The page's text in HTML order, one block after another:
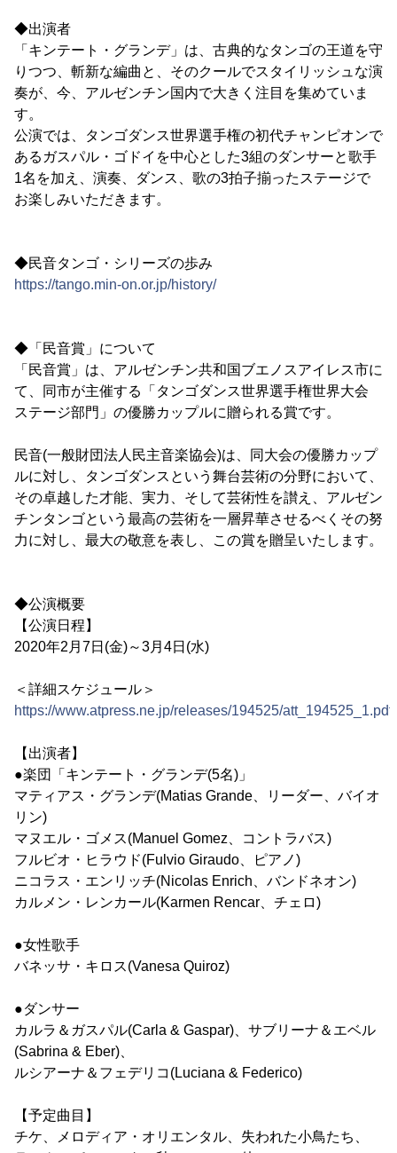
◆出演者
「キンテート・グランデ」は、古典的なタンゴの王道を守
りつつ、斬新な編曲と、そのクールでスタイリッシュな演
奏が、今、アルゼンチン国内で大きく注目を集めていま
す。
公演では、タンゴダンス世界選手権の初代チャンピオンで
あるガスパル・ゴドイを中心とした3組のダンサーと歌手
1名を加え、演奏、ダンス、歌の3拍子揃ったステージで
お楽しみいただきます。
◆民音タンゴ・シリーズの歩み
https://tango.min-on.or.jp/history/
◆「民音賞」について
「民音賞」は、アルゼンチン共和国ブエノスアイレス市に
て、同市が主催する「タンゴダンス世界選手権世界大会
ステージ部門」の優勝カップルに贈られる賞です。
民音(一般財団法人民主音楽協会)は、同大会の優勝カップ
ルに対し、タンゴダンスという舞台芸術の分野において、
その卓越した才能、実力、そして芸術性を讃え、アルゼン
チンタンゴという最高の芸術を一層昇華させるべくその努
力に対し、最大の敬意を表し、この賞を贈呈いたします。
◆公演概要
【公演日程】
2020年2月7日(金)～3月4日(水)
＜詳細スケジュール＞
https://www.atpress.ne.jp/releases/194525/att_194525_1.pdf
【出演者】
●楽団「キンテート・グランデ(5名)」
マティアス・グランデ(Matias Grande、リーダー、バイオ
リン)
マヌエル・ゴメス(Manuel Gomez、コントラバス)
フルビオ・ヒラウド(Fulvio Giraudo、ピアノ)
ニコラス・エンリッチ(Nicolas Enrich、バンドネオン)
カルメン・レンカール(Karmen Rencar、チェロ)
●女性歌手
バネッサ・キロス(Vanesa Quiroz)
●ダンサー
カルラ＆ガスパル(Carla & Gaspar)、サブリーナ＆エベル
(Sabrina & Eber)、
ルシアーナ＆フェデリコ(Luciana & Federico)
【予定曲目】
チケ、メロディア・オリエンタル、失われた小鳥たち、